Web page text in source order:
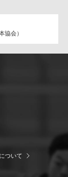
協会）
ついて